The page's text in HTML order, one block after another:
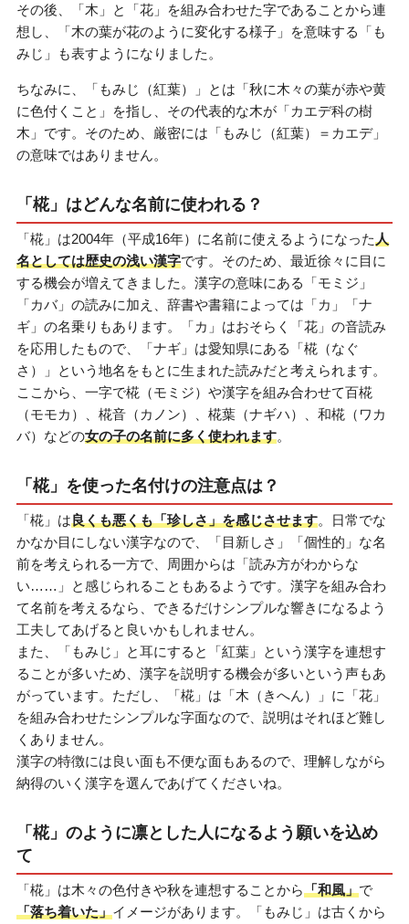
その後、「木」と「花」を組み合わせた字であることから連
想し、「木の葉が花のように変化する様子」を意味する「も
みじ」も表すようになりました。
ちなみに、「もみじ（紅葉）」とは「秋に木々の葉が赤や黄
に色付くこと」を指し、その代表的な木が「カエデ科の樹
木」です。そのため、厳密には「もみじ（紅葉）＝カエデ」
の意味ではありません。
「椛」はどんな名前に使われる？
「椛」は2004年（平成16年）に名前に使えるようになった人
名としては歴史の浅い漢字です。そのため、最近徐々に目に
する機会が増えてきました。漢字の意味にある「モミジ」
「カバ」の読みに加え、辞書や書籍によっては「カ」「ナ
ギ」の名乗りもあります。「カ」はおそらく「花」の音読み
を応用したもので、「ナギ」は愛知県にある「椛（なぐ
さ）」という地名をもとに生まれた読みだと考えられます。
ここから、一字で椛（モミジ）や漢字を組み合わせて百椛
（モモカ）、椛音（カノン）、椛葉（ナギハ）、和椛（ワカ
バ）などの女の子の名前に多く使われます。
「椛」を使った名付けの注意点は？
「椛」は良くも悪くも「珍しさ」を感じさせます。日常でな
かなか目にしない漢字なので、「目新しさ」「個性的」な名
前を考えられる一方で、周囲からは「読み方がわからな
い……」と感じられることもあるようです。漢字を組み合わ
て名前を考えるなら、できるだけシンプルな響きになるよう
工夫してあげると良いかもしれません。
また、「もみじ」と耳にすると「紅葉」という漢字を連想す
ることが多いため、漢字を説明する機会が多いという声もあ
がっています。ただし、「椛」は「木（きへん）」に「花」
を組み合わせたシンプルな字面なので、説明はそれほど難し
くありません。
漢字の特徴には良い面も不便な面もあるので、理解しながら
納得のいく漢字を選んであげてくださいね。
「椛」のように凛とした人になるよう願いを込め
て
「椛」は木々の色付きや秋を連想することから「和風」で
「落ち着いた」イメージがあります。「もみじ」は古くから